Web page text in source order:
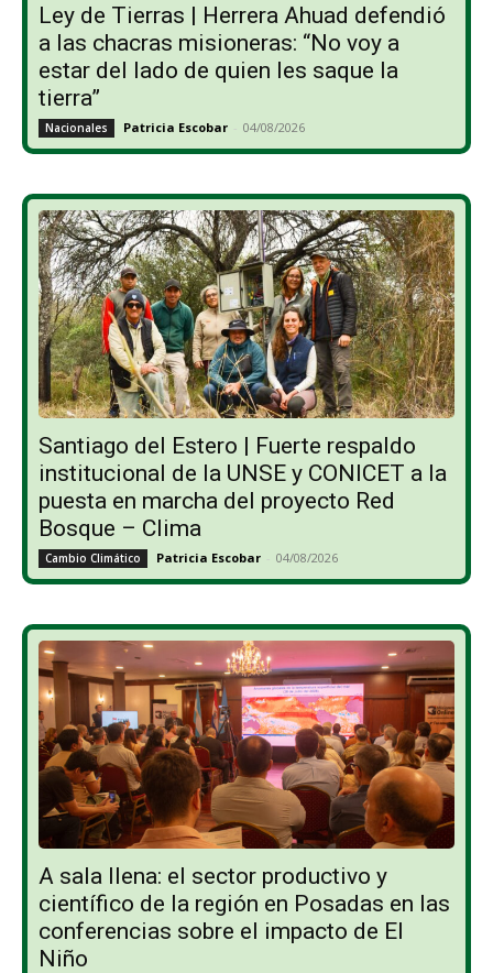
Ley de Tierras | Herrera Ahuad defendió
a las chacras misioneras: “No voy a
estar del lado de quien les saque la
tierra”
Nacionales Patricia Escobar - 04/08/2026
Santiago del Estero | Fuerte respaldo
institucional de la UNSE y CONICET a la
puesta en marcha del proyecto Red
Bosque – Clima
Cambio Climático Patricia Escobar - 04/08/2026
A sala llena: el sector productivo y
científico de la región en Posadas en las
conferencias sobre el impacto de El
Niño